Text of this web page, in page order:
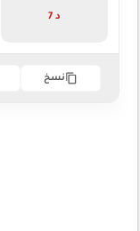
7 د
نسخ